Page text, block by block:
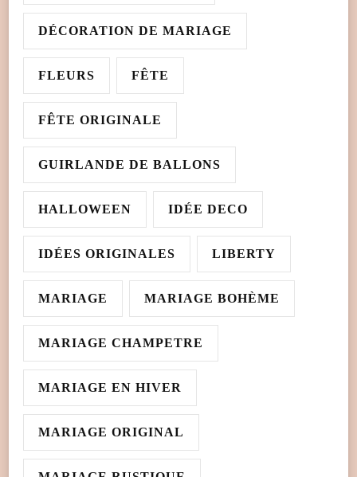
DÉCORATION DE MARIAGE
FLEURS FÊTE
FÊTE ORIGINALE
GUIRLANDE DE BALLONS
HALLOWEEN IDÉE DECO
IDÉES ORIGINALES LIBERTY
MARIAGE MARIAGE BOHÈME
MARIAGE CHAMPETRE
MARIAGE EN HIVER
MARIAGE ORIGINAL